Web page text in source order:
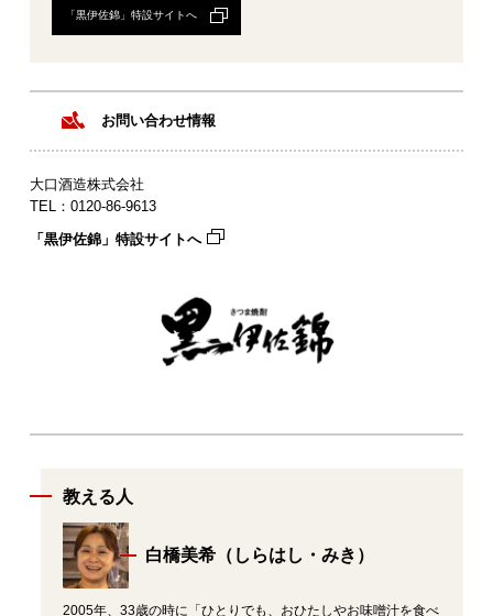
「黒伊佐錦」特設サイトへ
お問い合わせ情報
大口酒造株式会社
TEL：0120‐86‐9613
「黒伊佐錦」特設サイトへ
教える人
白橋美希（しらはし・みき）
2005年、33歳の時に「ひとりでも、おひたしやお味噌汁を食べ